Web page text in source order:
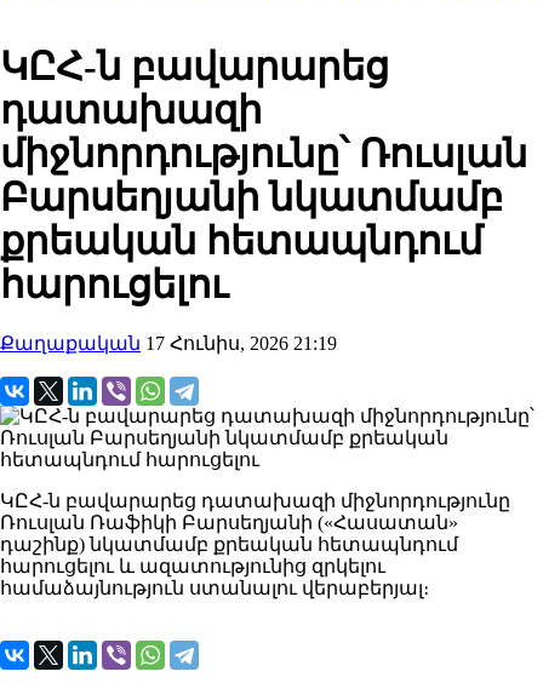
ԿԸՀ-ն բավարարեց
դատախազի
միջնորդությունը՝ Ռուսլան
Բարսեղյանի նկատմամբ
քրեական հետապնդում
հարուցելու
Քաղաքական 17 Հունիս, 2026 21:19
ԿԸՀ-ն բավարարեց դատախազի միջնորդությունը
Ռուսլան Ռաֆիկի Բարսեղյանի («Հասատան»
դաշինք) նկատմամբ քրեական հետապնդում
հարուցելու և ազատությունից զրկելու
համաձայնություն ստանալու վերաբերյալ։